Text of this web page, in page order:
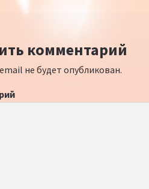
комментарий
не будет опубликован.